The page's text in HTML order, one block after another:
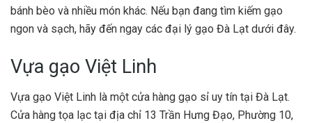
bánh bèo và nhiều món khác. Nếu bạn đang tìm kiếm gạo
ngon và sạch, hãy đến ngay các đại lý gạo Đà Lạt dưới đây.
Vựa gạo Việt Linh
Vựa gạo Việt Linh là một cửa hàng gạo sỉ uy tín tại Đà Lạt.
Cửa hàng tọa lạc tại địa chỉ 13 Trần Hưng Đạo, Phường 10,